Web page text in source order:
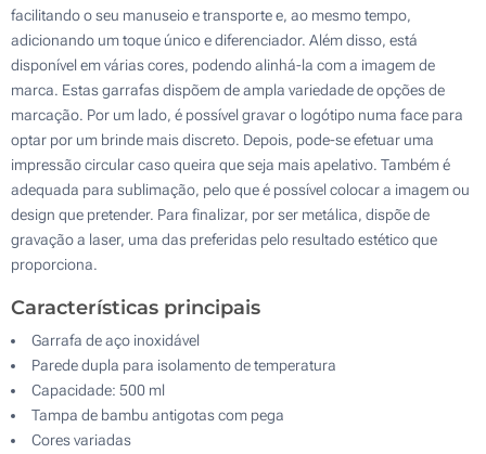
facilitando o seu manuseio e transporte e, ao mesmo tempo,
adicionando um toque único e diferenciador. Além disso, está
disponível em várias cores, podendo alinhá-la com a imagem de
marca. Estas garrafas dispõem de ampla variedade de opções de
marcação. Por um lado, é possível gravar o logótipo numa face para
optar por um brinde mais discreto. Depois, pode-se efetuar uma
impressão circular caso queira que seja mais apelativo. Também é
adequada para sublimação, pelo que é possível colocar a imagem ou
design que pretender. Para finalizar, por ser metálica, dispõe de
gravação a laser, uma das preferidas pelo resultado estético que
proporciona.
Características principais
Garrafa de aço inoxidável
Parede dupla para isolamento de temperatura
Capacidade: 500 ml
Tampa de bambu antigotas com pega
Cores variadas